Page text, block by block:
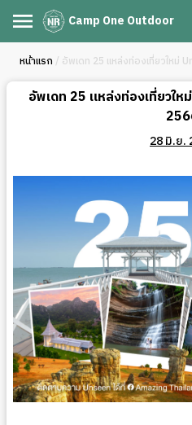
Camp One Outdoor
หน้าแรก / อัพเดท 25 แหล่งท่องเที่ยวใหม่
อัพเดท 25 แหล่งท่องเที่ยวใ
28 มิ.ย.